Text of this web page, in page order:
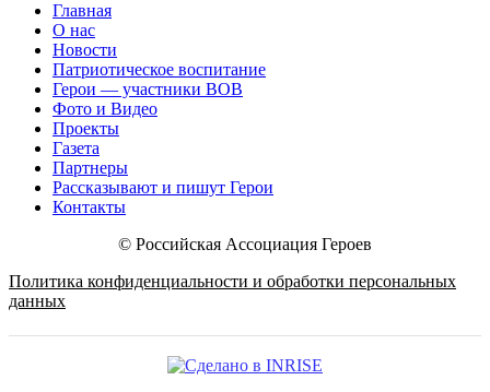
Главная
О нас
Новости
Патриотическое воспитание
Герои — участники ВОВ
Фото и Видео
Проекты
Газета
Партнеры
Рассказывают и пишут Герои
Контакты
© Российская Ассоциация Героев
Политика конфиденциальности и обработки персональных
данных